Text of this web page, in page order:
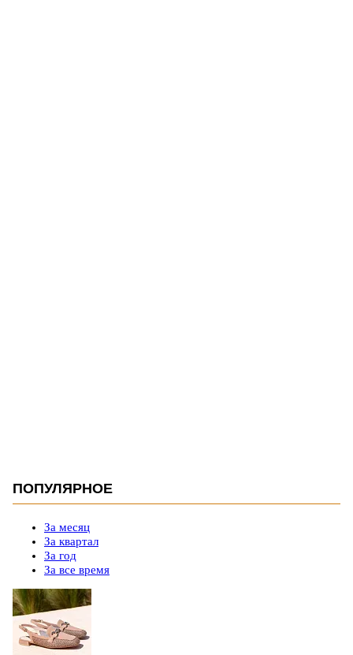
ПОПУЛЯРНОЕ
За месяц
За квартал
За год
За все время